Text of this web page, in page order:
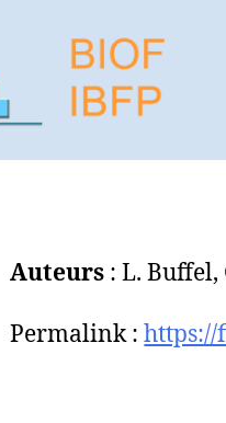
Auteurs : L. Buffel,
Permalink :https://